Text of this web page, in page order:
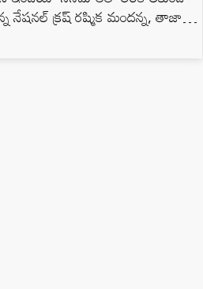
నేషనల్ క్రష్ రష్మిక మందన్న, తాజాగా